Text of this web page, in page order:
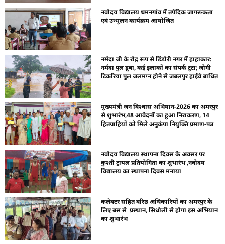
नवोदय विद्यालय धमनगांव में तपेदिक जागरूकता
एवं उन्मूलन कार्यक्रम आयोजित
नर्मदा जी के रौद्र रूप से डिंडौरी नगर में हाहाकार:
नर्मदा पुल डूबा, कई इलाकों का संपर्क टूटा; जोगी
टिकरिया पुल जलमग्न होने से जबलपुर हाईवे बाधित
मुख्यमंत्री जन विश्वास अभियान-2026 का अमरपुर
से शुभारंभ,48 आवेदनों का हुआ निराकरण, 14
हितग्राहियों को मिले अनुकंपा नियुक्ति प्रमाण-पत्र
नवोदय विद्यालय स्थापना दिवस के अवसर पर
कुश्ती ट्रायल प्रतियोगिता का शुभारंभ ,नवोदय
विद्यालय का स्थापना दिवस मनाया
कलेक्टर सहित वरिष्ठ अधिकारियों का अमरपुर के
लिए बस से प्रस्थान, सिधौली से होगा इस अभियान
का शुभारंभ